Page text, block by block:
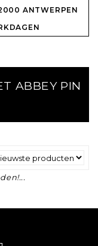
ANTWERPEN
ABBEY PIN